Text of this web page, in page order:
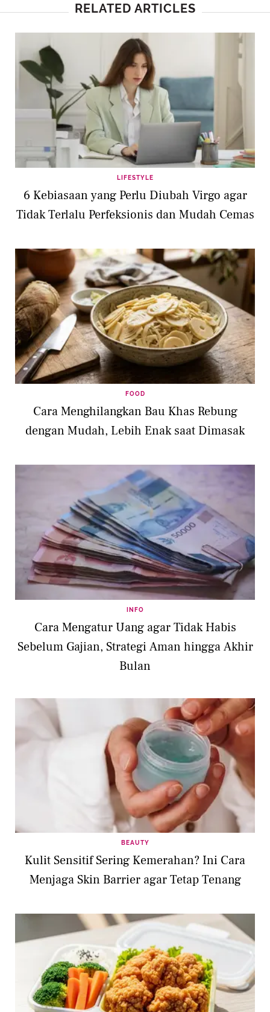
RELATED ARTICLES
LIFESTYLE
6 Kebiasaan yang Perlu Diubah Virgo agar
Tidak Terlalu Perfeksionis dan Mudah Cemas
FOOD
Cara Menghilangkan Bau Khas Rebung
dengan Mudah, Lebih Enak saat Dimasak
INFO
Cara Mengatur Uang agar Tidak Habis
Sebelum Gajian, Strategi Aman hingga Akhir
Bulan
BEAUTY
Kulit Sensitif Sering Kemerahan? Ini Cara
Menjaga Skin Barrier agar Tetap Tenang